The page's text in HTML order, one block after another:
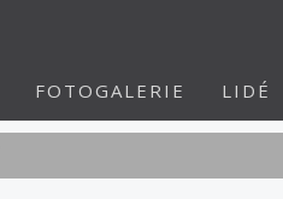
FOTOGALERIE LIDÉ